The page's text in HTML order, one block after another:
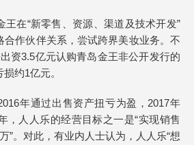
王在“新零售、资源、渠道及技术开发”
合作伙伴关系，尝试跨界美妆业务。不
资3.5亿元认购青岛金王非公开发行的
约1亿元。
年通过出售资产扭亏为盈，2017年
，人人乐的经营目标之一是“实现销售
”。对此，有业内人士认为，人人乐“想